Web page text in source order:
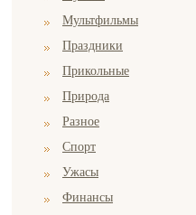
Мультфильмы
Праздники
Прикольные
Природа
Разное
Спорт
Ужасы
Финансы